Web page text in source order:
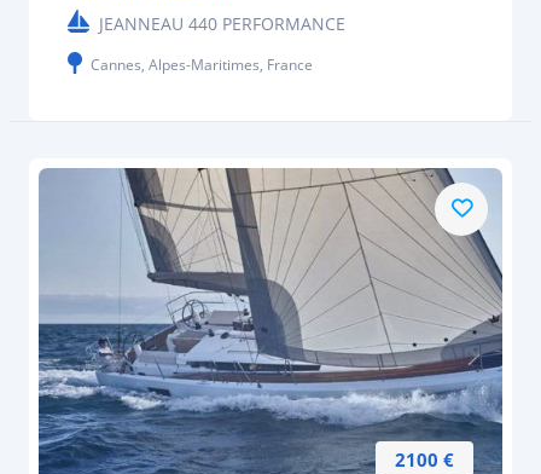
JEANNEAU 440 PERFORMANCE
Cannes, Alpes-Maritimes, France
2100 €